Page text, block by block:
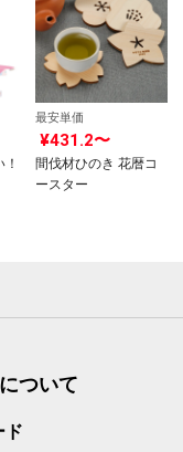
最安単価
¥431.2〜
間伐材ひのき 花暦コ
ースター
ついて
ド